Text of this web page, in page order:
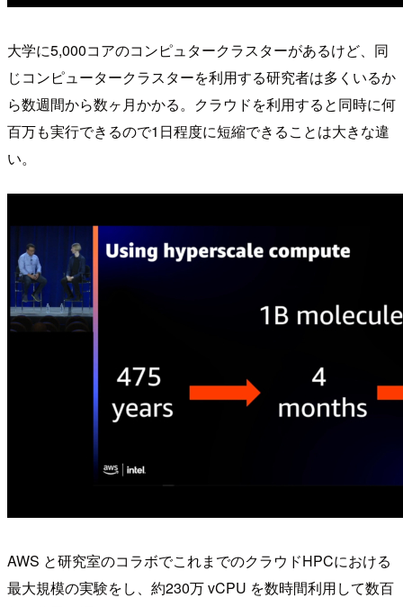
大学に5,000コアのコンピュタークラスターがあるけど、同
じコンピュータークラスターを利用する研究者は多くいるか
ら数週間から数ヶ月かかる。クラウドを利用すると同時に何
百万も実行できるので1日程度に短縮できることは大きな違
い。
AWS と研究室のコラボでこれまでのクラウドHPCにおける
最大規模の実験をし、約230万 vCPU を数時間利用して数百